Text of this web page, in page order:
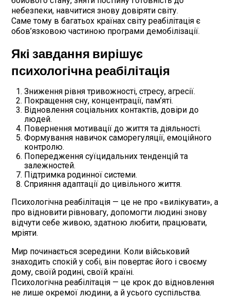
небезпеки, навчитися знову довіряти світу.
Саме тому в багатьох країнах світу реабілітація є
обов’язковою частиною програми демобілізації.
Які завдання вирішує
психологічна реабілітація
Зниження рівня тривожності, стресу, агресії.
Покращення сну, концентрації, пам’яті.
Відновлення соціальних контактів, довіри до
людей.
Повернення мотивації до життя та діяльності.
Формування навичок саморегуляції, емоційного
контролю.
Попередження суїцидальних тенденцій та
залежностей.
Підтримка родинної системи.
Сприяння адаптації до цивільного життя.
Психологічна реабілітація — це не про «вилікувати», а
про відновити рівновагу, допомогти людині знову
відчути себе живою, здатною любити, працювати,
мріяти.
Мир починається зсередини. Коли військовий
знаходить спокій у собі, він повертає його і своєму
дому, своїй родині, своїй країні.
Психологічна реабілітація — це крок до відновлення
не лише окремої людини, а й усього суспільства.